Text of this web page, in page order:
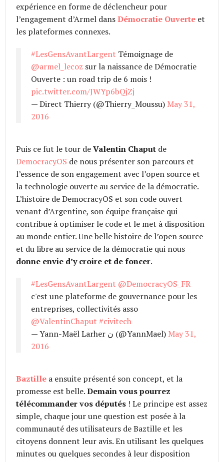
expérience en forme de déclencheur pour
l’engagement d’Armel dansDémocratie Ouverte et
les plateformes connexes.
#LesGensAvantLargent Témoignage de
@armel_lecoz sur la naissance de Démocratie
Ouverte : un road trip de 6 mois !
pic.twitter.com/JWYp6bQjZj
— Direct Thierry (@Thierry_Moussu) May 31,
2016
Puis ce fut le tour deValentin Chaput de
DemocracyOS de nous présenter son parcours et
l’essence de son engagement avec l’open source et
la technologie ouverte au service de la démocratie.
L’histoire de DemocracyOS et son code ouvert
venant d’Argentine, son équipe française qui
contribue à optimiser le code et le met à disposition
au monde entier. Une belle histoire de l’open source
et du libre au service de la démocratie qui nous
donne envie d’y croire et de foncer.
#LesGensAvantLargent @DemocracyOS_FR
c'est une plateforme de gouvernance pour les
entreprises, collectivités asso
@ValentinChaput #civitech
— Yann-Maël Larher ن (@YannMael) May 31,
2016
Baztille a ensuite présenté son concept, et la
promesse est belle.Demain vous pourrez
télécommander vos députés ! Le principe est assez
simple, chaque jour une question est posée à la
communauté des utilisateurs de Baztille et les
citoyens donnent leur avis. En utilisant les quelques
minutes ou quelques secondes à leur disposition